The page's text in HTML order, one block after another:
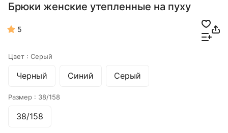
Брюки женские утепленные на пуху
5
Цвет : Серый
Черный Синий Серый
Размер : 38/158
38/158